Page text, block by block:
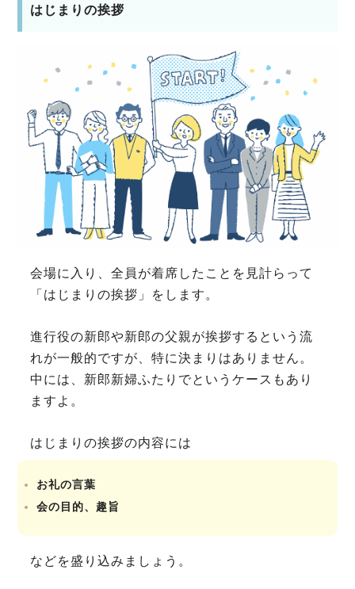
はじまりの挨拶
会場に入り、全員が着席したことを見計らって
「はじまりの挨拶」をします。
進行役の新郎や新郎の父親が挨拶するという流
れが一般的ですが、特に決まりはありません。
中には、新郎新婦ふたりでというケースもあり
ますよ。
はじまりの挨拶の内容には
お礼の言葉
会の目的、趣旨
などを盛り込みましょう。